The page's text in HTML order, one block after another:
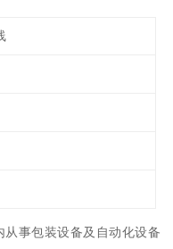
事包装设备及自动化设备